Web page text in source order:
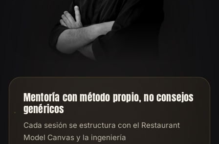
Mentoría con método propio, no consejos
genéricos
Cada sesión se estructura con el Restaurant
Model Canvas y la ingeniería